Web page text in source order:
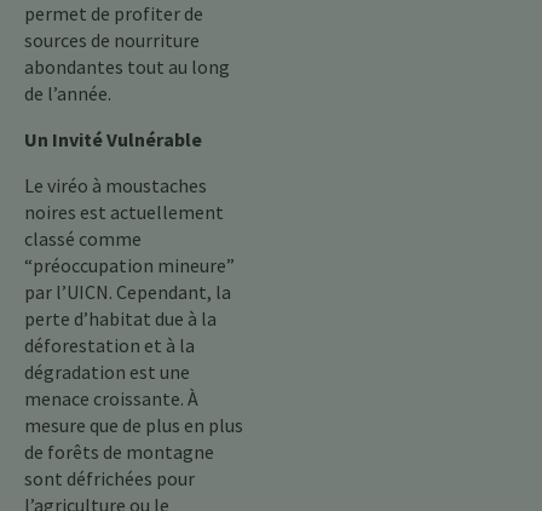
permet de profiter de
sources de nourriture
abondantes tout au long
de l’année.
Un Invité Vulnérable
Le viréo à moustaches
noires est actuellement
classé comme
“préoccupation mineure”
par l’UICN. Cependant, la
perte d’habitat due à la
déforestation et à la
dégradation est une
menace croissante. À
mesure que de plus en plus
de forêts de montagne
sont défrichées pour
l’agriculture ou le